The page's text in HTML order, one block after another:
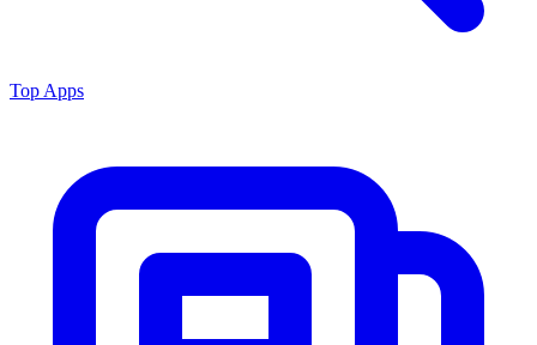
Top Apps